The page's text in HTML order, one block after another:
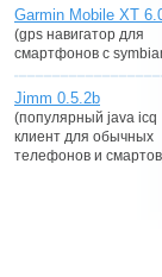
Garmin Mobile XT
(gps навигатор для
смартфонов с
Jimm 0.5.2b
(популярный java icq
клиент для обычных
телефонов и